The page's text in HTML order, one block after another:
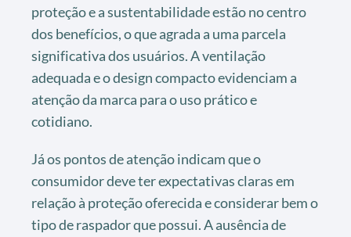
proteção e a sustentabilidade estão no centro
dos benefícios, o que agrada a uma parcela
significativa dos usuários. A ventilação
adequada e o design compacto evidenciam a
atenção da marca para o uso prático e
cotidiano.
Já os pontos de atenção indicam que o
consumidor deve ter expectativas claras em
relação à proteção oferecida e considerar bem o
tipo de raspador que possui. A ausência de